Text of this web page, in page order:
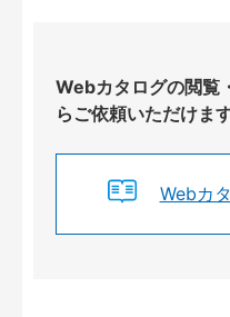
Webカタログの閲覧
らご依頼いただけます
Webカ